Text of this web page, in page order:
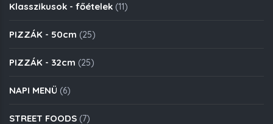
Klasszikusok - főételek (11)
PIZZÁK - 50cm (25)
PIZZÁK - 32cm (25)
NAPI MENÜ (6)
STREET FOODS (7)